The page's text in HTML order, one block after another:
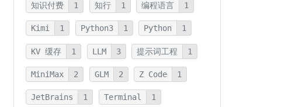
知识付费 1 知行 1 编程语言 1
Kimi 1 Python3 1 Python 1
KV 缓存 1 LLM 3 提示词工程 1
MiniMax 2 GLM 2 Z Code 1
JetBrains 1 Terminal 1